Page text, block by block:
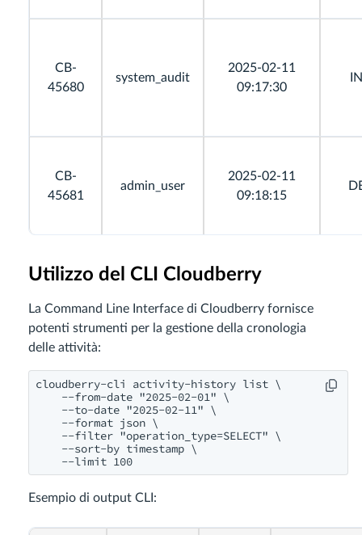
CB-
45680
system_audit
2025-02-11
09:17:30
CB-
45681
admin_user
2025-02-11
09:18:15
Utilizzo del CLI Cloudberry
La Command Line Interface di Cloudberry fornisce
potenti strumenti per la gestione della cronologia
delle attività:
cloudberry-cli activity-history list \
    --from-date "2025-02-01" \
    --to-date "2025-02-11" \
    --format json \
    --filter "operation_type=SELECT" \
    --sort-by timestamp \
Esempio di output CLI: